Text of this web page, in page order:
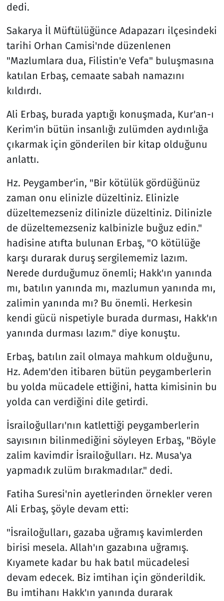
dedi.
Sakarya İl Müftülüğünce Adapazarı ilçesindeki
tarihi Orhan Camisi'nde düzenlenen
"Mazlumlara dua, Filistin'e Vefa" buluşmasına
katılan Erbaş, cemaate sabah namazını
kıldırdı.
Ali Erbaş, burada yaptığı konuşmada, Kur'an-ı
Kerim'in bütün insanlığı zulümden aydınlığa
çıkarmak için gönderilen bir kitap olduğunu
anlattı.
Hz. Peygamber'in, "Bir kötülük gördüğünüz
zaman onu elinizle düzeltiniz. Elinizle
düzeltemezseniz dilinizle düzeltiniz. Dilinizle
de düzeltemezseniz kalbinizle buğuz edin."
hadisine atıfta bulunan Erbaş, "O kötülüğe
karşı durarak duruş sergilememiz lazım.
Nerede durduğumuz önemli; Hakk'ın yanında
mı, batılın yanında mı, mazlumun yanında mı,
zalimin yanında mı? Bu önemli. Herkesin
kendi gücü nispetiyle burada durması, Hakk'ın
yanında durması lazım." diye konuştu.
Erbaş, batılın zail olmaya mahkum olduğunu,
Hz. Adem'den itibaren bütün peygamberlerin
bu yolda mücadele ettiğini, hatta kimisinin bu
yolda can verdiğini dile getirdi.
İsrailoğulları'nın katlettiği peygamberlerin
sayısının bilinmediğini söyleyen Erbaş, "Böyle
zalim kavimdir İsrailoğulları. Hz. Musa'ya
yapmadık zulüm bırakmadılar." dedi.
Fatiha Suresi'nin ayetlerinden örnekler veren
Ali Erbaş, şöyle devam etti:
"İsrailoğulları, gazaba uğramış kavimlerden
birisi mesela. Allah'ın gazabına uğramış.
Kıyamete kadar bu hak batıl mücadelesi
devam edecek. Biz imtihan için gönderildik.
Bu imtihanı Hakk'ın yanında durarak
Seçim 2023
Spor
Teknoloji ve Bilim
Televizyon